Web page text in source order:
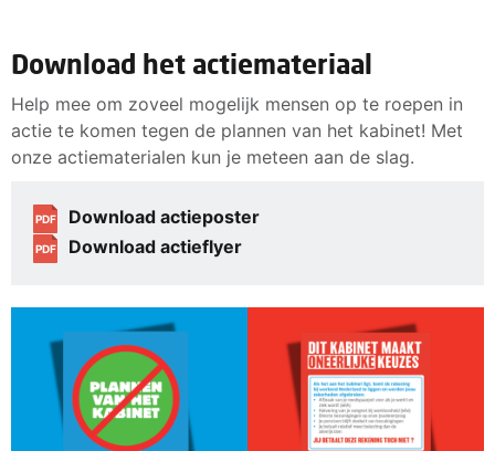
Download het actiemateriaal
Help mee om zoveel mogelijk mensen op te roepen in
actie te komen tegen de plannen van het kabinet! Met
onze actiematerialen kun je meteen aan de slag.
PDF Download actieposter
PDF Download actieflyer